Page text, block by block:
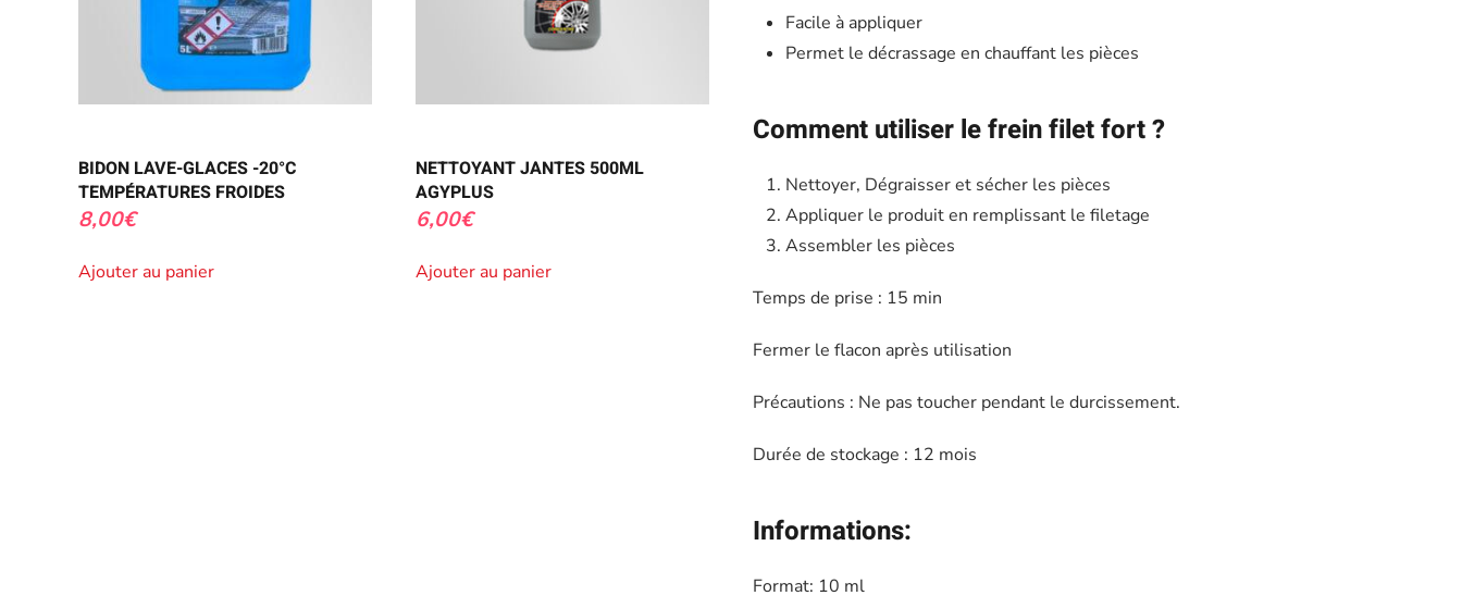
BIDON LAVE-GLACES -20°C
TEMPÉRATURES FROIDES
8,00€
Ajouter au panier
NETTOYANT JANTES 500ML
AGYPLUS
6,00€
Ajouter au panier
Facile à appliquer
Permet le décrassage en chauffant les pièces
Comment utiliser le frein filet fort ?
Nettoyer, Dégraisser et sécher les pièces
Appliquer le produit en remplissant le filetage
Assembler les pièces
Temps de prise : 15 min
Fermer le flacon après utilisation
Précautions : Ne pas toucher pendant le durcissement.
Durée de stockage : 12 mois
Informations:
Format: 10 ml